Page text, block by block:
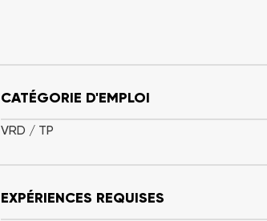
CATÉGORIE D'EMPLOI
VRD / TP
EXPÉRIENCES REQUISES